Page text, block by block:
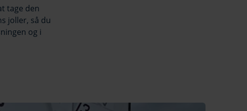
tage den
joller, så du
og i